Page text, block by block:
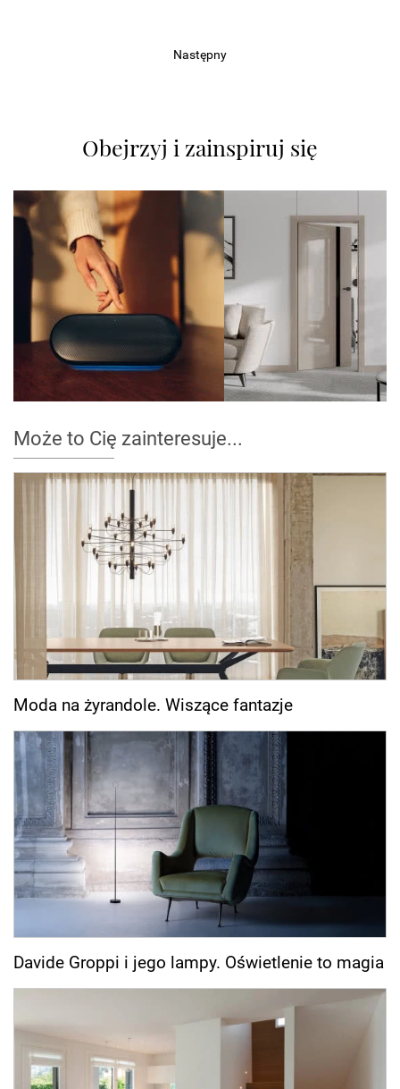
Następny
Obejrzyj i zainspiruj się
Może to Cię zainteresuje...
Moda na żyrandole. Wiszące fantazje
Davide Groppi i jego lampy. Oświetlenie to magia